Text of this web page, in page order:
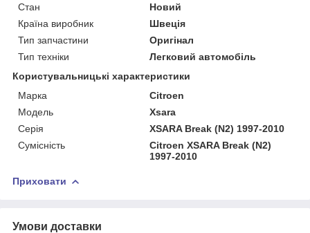
Стан
Новий
Країна виробник
Швеція
Тип запчастини
Оригінал
Тип техніки
Легковий автомобіль
Користувальницькі характеристики
Марка
Citroen
Мoдель
Xsara
Серія
XSARA Break (N2) 1997-2010
Сумісність
Citroen XSARA Break (N2)
1997-2010
Приховати
Умови доставки